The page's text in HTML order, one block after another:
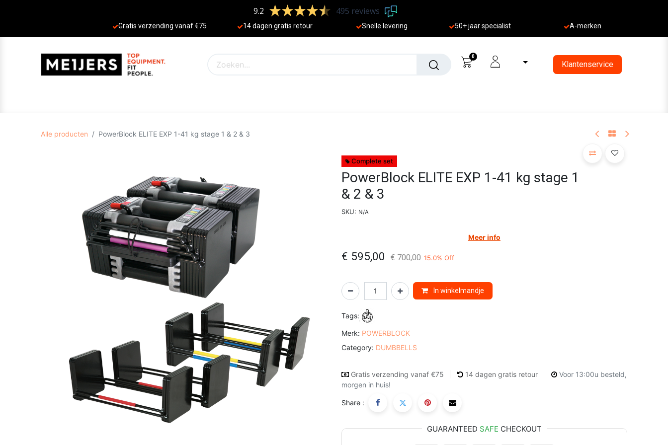
9.2 495 reviews
Gratis verzending vanaf €75 14 dagen gratis retour Sne lle levering 50+ jaar specialist A-merken
0
Klantenservice
Alle producten PowerBlock ELITE EXP 1-41 kg stage 1 & 2 & 3
Complete set
PowerBlock ELITE EXP 1-41 kg stage 1
& 2 & 3
SKU: N/A
Meer info
€ 595,00 €700,00 15.0% Off
In winkelmandje
Tags:
Merk: POWERBLOCK
Category: DUMBBELLS
Gratis verzending vanaf €75 14 dagen gratis retour
Voor 13:00u besteld,
morgen in huis!
Share :
GUARANTEED SAFE CHECKOUT